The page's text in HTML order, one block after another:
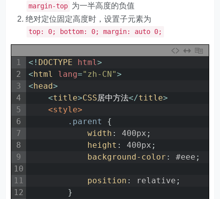
margin-top 为一半高度的负值
绝对定位固定高度时，设置子元素为
top: 0; bottom: 0; margin: auto 0;
1
2
3
4
5
6
7
8
9
10
11
12
< ! DOCTYPE html>
<html lang="zh-CN">
<head>
<title>CSS居中方法</title>
<style>
.parent {
width : 400px ;
height : 400px ;
background-color : #eee ;
position : relative ;
}